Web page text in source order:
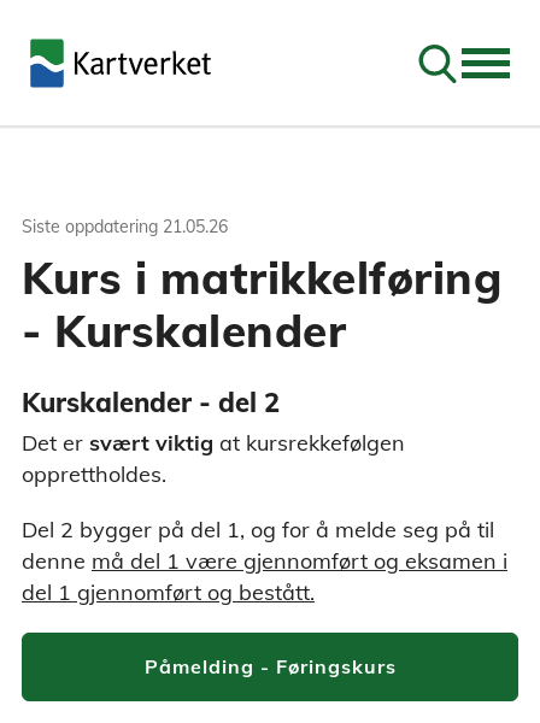
Søk
Siste oppdatering 21.05.26
Kurs i matrikkelføring
- Kurskalender
Kurskalender - del 2
Det er svært viktig at kursrekkefølgen
opprettholdes.
Del 2 bygger på del 1, og for å melde seg på til
denne må del 1 være gjennomført og eksamen i
del 1 gjennomført og bestått.
Påmelding - Føringskurs